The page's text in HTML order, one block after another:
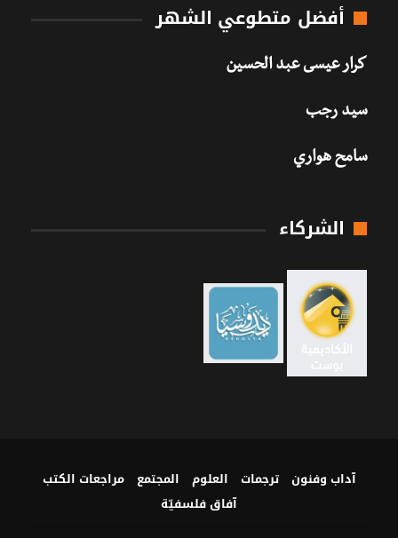
أفضل متطوعي الشهر
كرار عيسى عبد الحسين
سيد رجب
سامح هواري
الشركاء
آداب وفنون ترجمات العلوم المجتمع
مراجعات الكتب
آفاق فلسفيّة‎